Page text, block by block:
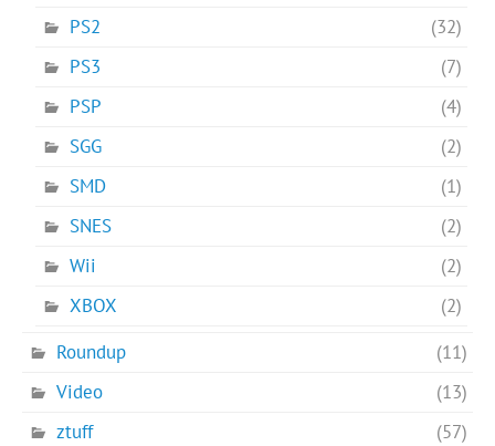
PS2
(32)
PS3
(7)
PSP
(4)
SGG
(2)
SMD
(1)
SNES
(2)
Wii
(2)
XBOX
(2)
Roundup
(11)
Video
(13)
ztuff
(57)